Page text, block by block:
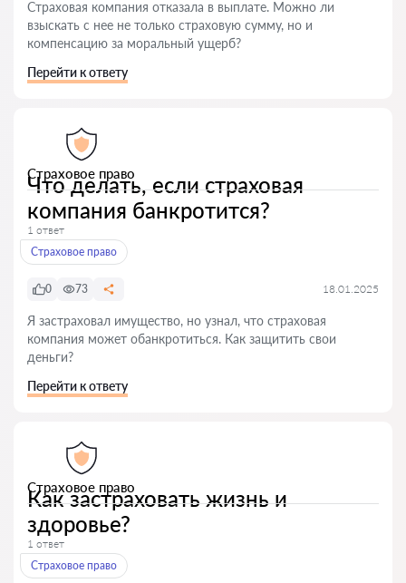
Страховая компания отказала в выплате. Можно ли
взыскать с нее не только страховую сумму, но и
компенсацию за моральный ущерб?
Перейти к ответу
Страховое право
Что делать, если страховая
компания банкротится?
1 ответ
Страховое право
0 73 18.01.2025
Я застраховал имущество, но узнал, что страховая
компания может обанкротиться. Как защитить свои
деньги?
Перейти к ответу
Страховое право
Как застраховать жизнь и
здоровье?
1 ответ
Страховое право